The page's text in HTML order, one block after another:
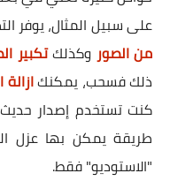
على سبيل المثال، يوفر
من الصور وكذلكتكبير
ذلك فسحب، يمكنك
طريقة يمكن بها عزل
"الاستوديو" فقط.